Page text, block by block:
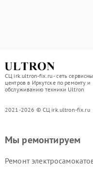
СЦ irk.ultron-fix.ru - сеть
центров в Иркутске по ремонту и
обслуживанию техники Ultron
2021-2026 © СЦ irk.ultron-fix.ru
Мы ремонтируем
Ремонт